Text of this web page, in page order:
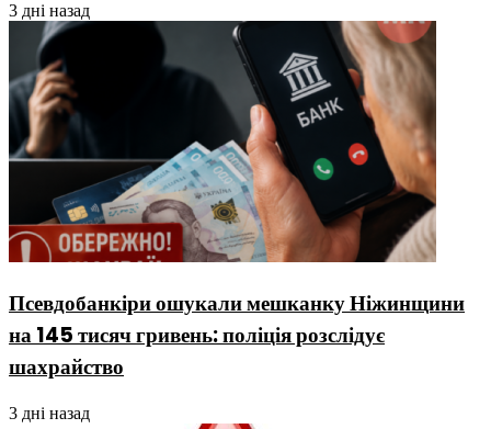
3 дні назад
Псевдобанкіри ошукали мешканку Ніжинщини
на 145 тисяч гривень: поліція розслідує
шахрайство
3 дні назад